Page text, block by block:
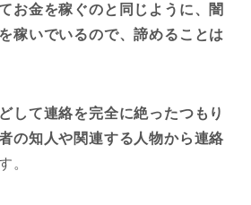
お金を稼ぐのと同じように、闇
稼いでいるので、諦めることは
して連絡を完全に絶ったつもり
の知人や関連する人物から連絡
。